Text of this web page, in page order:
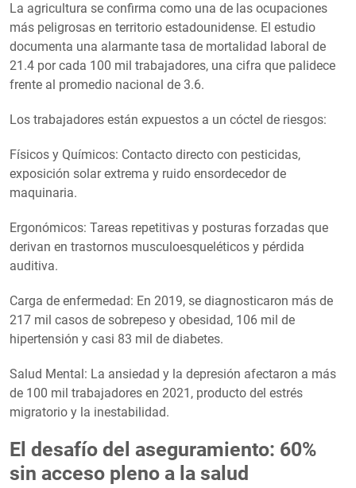
La agricultura se confirma como una de las ocupaciones
más peligrosas en territorio estadounidense. El estudio
documenta una alarmante tasa de mortalidad laboral de
21.4 por cada 100 mil trabajadores, una cifra que palidece
frente al promedio nacional de 3.6.
Los trabajadores están expuestos a un cóctel de riesgos:
Físicos y Químicos: Contacto directo con pesticidas,
exposición solar extrema y ruido ensordecedor de
maquinaria.
Ergonómicos: Tareas repetitivas y posturas forzadas que
derivan en trastornos musculoesqueléticos y pérdida
auditiva.
Carga de enfermedad: En 2019, se diagnosticaron más de
217 mil casos de sobrepeso y obesidad, 106 mil de
hipertensión y casi 83 mil de diabetes.
Salud Mental: La ansiedad y la depresión afectaron a más
de 100 mil trabajadores en 2021, producto del estrés
migratorio y la inestabilidad.
El desafío del aseguramiento: 60%
sin acceso pleno a la salud